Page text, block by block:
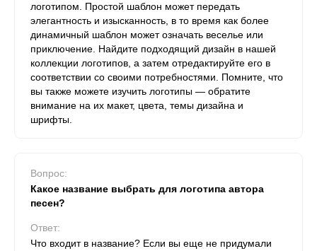
логотипом. Простой шаблон может передать
элегантность и изысканность, в то время как более
динамичный шаблон может означать веселье или
приключение. Найдите подходящий дизайн в нашей
коллекции логотипов, а затем отредактируйте его в
соответствии со своими потребностями. Помните, что
вы также можете изучить логотипы — обратите
внимание на их макет, цвета, темы дизайна и
шрифты.
Вопрос:
Какое название выбрать для логотипа автора
песен?
Ответ:
Что входит в название? Если вы еще не придумали